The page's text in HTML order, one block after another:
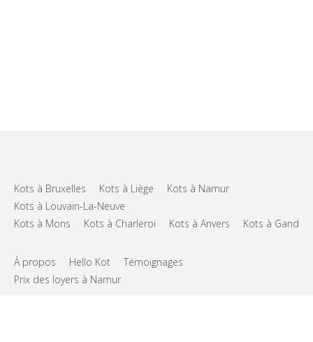
Kots à Bruxelles Kots à Liège
Kots à Namur
Kots à Louvain-La-Neuve
Kots à Mons
Kots à Charleroi Kots à Anvers Kots à Gand
À propos Hello Kot
Témoignages
Prix des loyers à Namur